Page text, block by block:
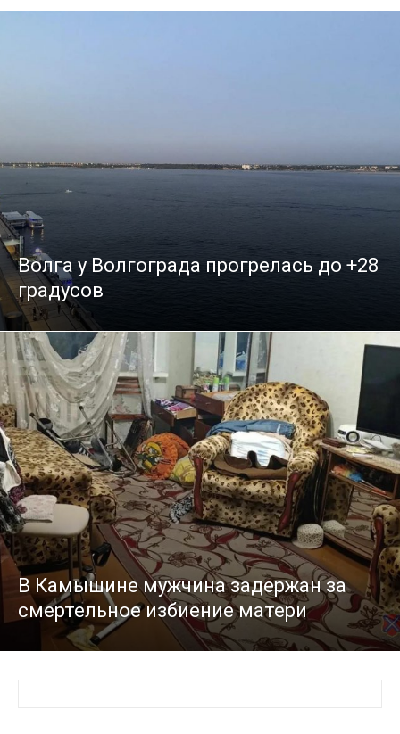
Волга у Волгограда прогрелась до +28
градусов
В Камышине мужчина задержан за
смертельное избиение матери